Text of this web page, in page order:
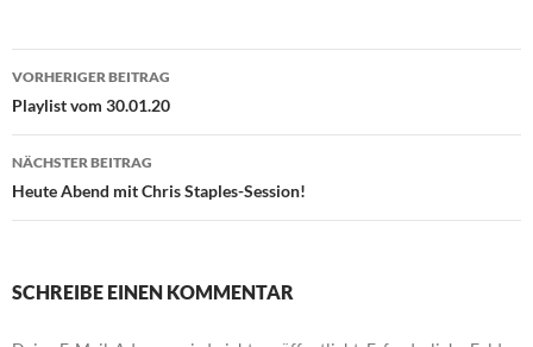
Beitragsnavigation
VORHERIGER BEITRAG
Playlist vom 30.01.20
NÄCHSTER BEITRAG
Heute Abend mit Chris Staples-Session!
SCHREIBE EINEN KOMMENTAR